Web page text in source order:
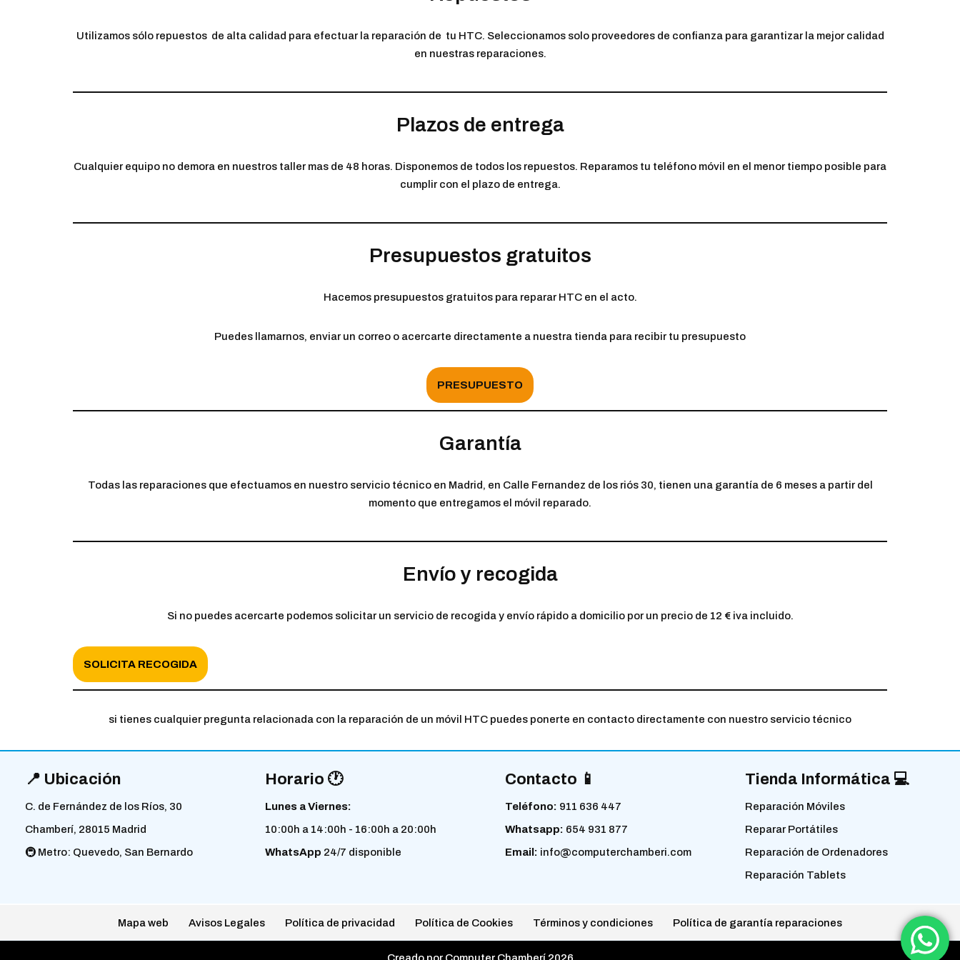
Utilizamos sólo repuestos de alta calidad para efectuar la reparación de tu HTC. Seleccionamos solo proveedores de confianza para garantizar la mejor calidad
en nuestras reparaciones.
Plazos de entrega
Cualquier equipo no demora en nuestros taller mas de 48 horas. Disponemos de todos los repuestos. Reparamos tu teléfono móvil en el menor tiempo posible para
cumplir con el plazo de entrega.
Presupuestos gratuitos
Hacemos presupuestos gratuitos para reparar HTC en el acto.
Puedes llamarnos, enviar un correo o acercarte directamente a nuestra tienda para recibir tu presupuesto
PRESUPUESTO
Garantía
Todas las reparaciones que efectuamos en nuestro servicio técnico en Madrid, en Calle Fernandez de los riós 30, tienen una garantía de 6 meses a partir del
momento que entregamos el móvil reparado.
Envío y recogida
Si no puedes acercarte podemos solicitar un servicio de recogida y envío rápido a domicilio por un precio de 12 € iva incluido.
SOLICITA RECOGIDA
si tienes cualquier pregunta relacionada con la reparación de un móvil HTC puedes ponerte en contacto directamente con nuestro servicio técnico
📍 Ubicación
C. de Fernández de los Ríos, 30
Chamberí, 28015 Madrid
🚇 Metro: Quevedo, San Bernardo
Horario 🕐
Lunes a Viernes:
10:00h a 14:00h - 16:00h a 20:00h
WhatsApp 24/7 disponible
Contacto 📱
Teléfono: 911 636 447
Whatsapp: 654 931 877
Email: info@computerchamberi.com
Tienda Informática 💻
Reparación Móviles
Reparar Portátiles
Reparación de Ordenadores
Reparación Tablets
Mapa web Avisos Legales Política de privacidad Política de Cookies Términos y condiciones Política de garantía reparaciones